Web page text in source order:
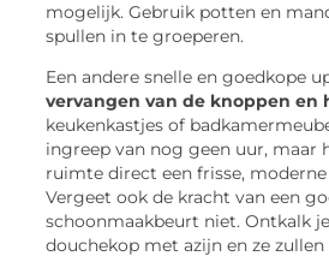
mogelijk. Gebruik potten en
spullen in te groeperen.
Een andere snelle en goedkope
vervangen van de knoppen en
keukenkastjes of
ingreep van nog geen uur, maar
ruimte direct een frisse,
Vergeet ook de kracht van een
schoonmaakbeurt niet. Ontkalk
douchekop met azijn en ze